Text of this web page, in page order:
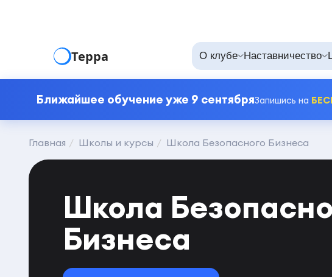
Терра О клубе Наставничество
Ближайшее обучение уже 9 сентябряЗапишись на
Главная Школы и курсы Школа Безопасного Бизнеса
Школа
Бизнеса